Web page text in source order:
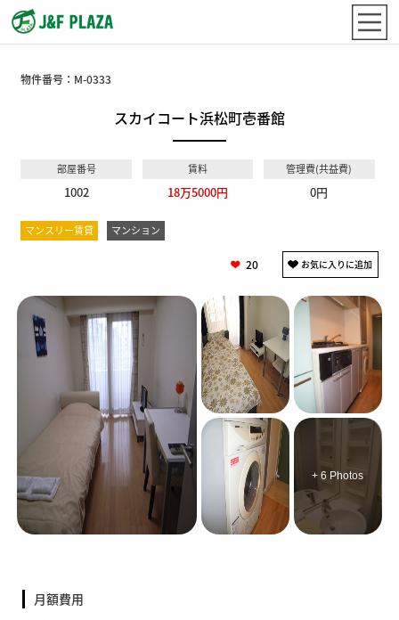
物件番号： M-0333
スカイコート浜松町壱番館
部屋番号
1002
賃料
18万5000円
管理費(共益費)
0円
マンスリー賃貸 マンション
20
+ 6 Photos
月額費用